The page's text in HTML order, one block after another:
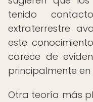
tenido
extraterrestre
este
carece de
principalmente en
Otra teoría más